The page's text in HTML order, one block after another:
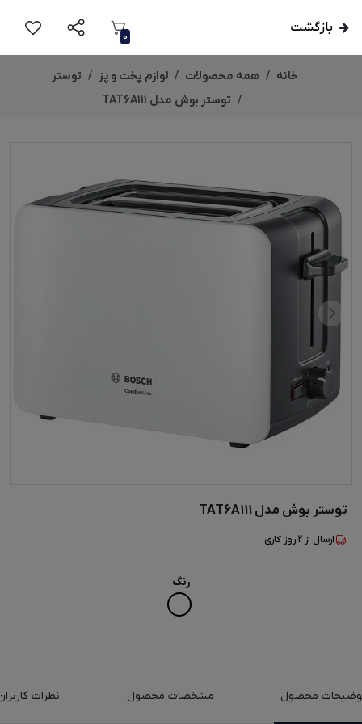
بازگشت
0
خانه همه محصولات لوازم پخت و پز
توستر
توستر بوش مدل TAT6A111
توستر بوش مدل TAT6A111
ارسال از 2روز کاری
رنگ
محصول مشخصات محصول نظرات